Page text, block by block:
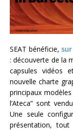
SEAT bénéficie,
: découverte de la
capsules vidéos
nouvelle charte
principaux
l’Ateca” sont
Une seule
présentation,